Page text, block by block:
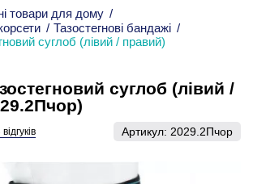
товари для дому /
/ Тазостегнові бандажі /
суглоб (лівий / правий)
суглоб (лівий /
Артикул: 2029.2Пчор